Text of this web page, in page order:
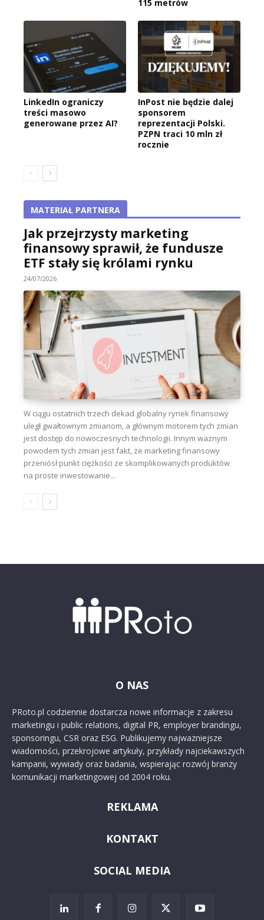
115 metrów
LinkedIn ograniczy
treści masowo
generowane przez AI?
InPost nie będzie dalej
sponsorem
reprezentacji Polski.
PZPN traci 10 mln zł
rocznie
MATERIAŁ PARTNERA
Jak przejrzysty marketing
finansowy sprawił, że fundusze
ETF stały się królami rynku
24/07/2026
W ciągu ostatnich trzech dekad globalny rynek finansowy
uległ gwałtownym zmianom, a głównym motorem tych zmian
jest dostęp do nowoczesnych technologii. Innym ważnym
powodem tych zmian jest fakt, że marketing finansowy
przeniósł punkt ciężkości ze skomplikowanych produktów
na proste inwestowanie...
O NAS
PRoto.pl codziennie dostarcza nowe informacje z zakresu
marketingu i public relations, digital PR, employer brandingu,
sponsoringu, CSR oraz ESG. Publikujemy najważniejsze
wiadomości, przekrojowe artykuły, przykłady najciekawszych
kampanii, wywiady oraz badania, wspierając rozwój branży
komunikacji marketingowej od 2004 roku.
REKLAMA
KONTAKT
SOCIAL MEDIA